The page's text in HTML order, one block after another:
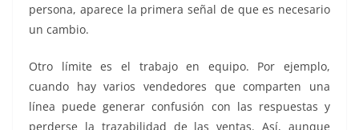
persona, aparece la primera señal de que es necesario
un cambio.
Otro límite es el trabajo en equipo. Por ejemplo,
cuando hay varios vendedores que comparten una
línea puede generar confusión con las respuestas y
perderse la trazabilidad de las ventas. Así, aunque